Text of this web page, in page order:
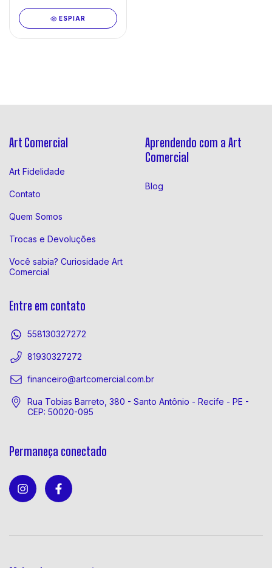
ESPIAR
Art Comercial
Art Fidelidade
Contato
Quem Somos
Trocas e Devoluções
Você sabia? Curiosidade Art
Comercial
Aprendendo com a Art
Comercial
Blog
Entre em contato
558130327272
81930327272
financeiro@artcomercial.com.br
Rua Tobias Barreto, 380 - Santo Antônio - Recife - PE -
CEP: 50020-095
Permaneça conectado